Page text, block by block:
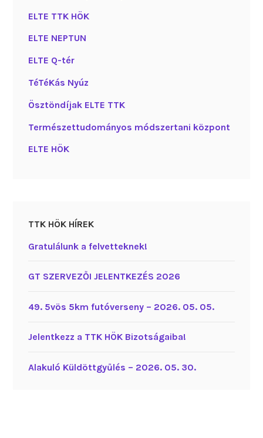
ELTE TTK HÖK
ELTE NEPTUN
ELTE Q-tér
TéTéKás Nyúz
Ösztöndíjak ELTE TTK
Természettudományos módszertani központ
ELTE HÖK
TTK HÖK HÍREK
Gratulálunk a felvetteknek!
GT SZERVEZŐI JELENTKEZÉS 2026
49. 5vös 5km futóverseny – 2026. 05. 05.
Jelentkezz a TTK HÖK Bizotságaiba!
Alakuló Küldöttgyűlés – 2026. 05. 30.